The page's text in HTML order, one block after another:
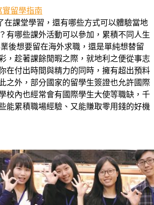
實留學指南
在課堂學習，還有哪些方式可以體驗當地
有哪些課外活動可以參加，累積不同人生
後想要留在海外求職，還是單純想替留
，趁著課餘閒暇之際，就地利之便從事志
在付出時間與精力的同時，擁有超出預料
之外，部分國家的留學生簽證也允許國際
校內也經常會有國際學生大使等職缺，千
能累積職場經驗、又能賺取零用錢的好機